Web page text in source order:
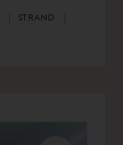
STRAND